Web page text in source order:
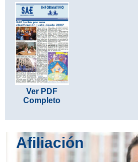
Ver PDF
Completo
Afiliación